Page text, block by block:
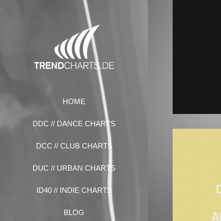
HOME
DDC // DANCE CHARTS
DCC // CLUB CHARTS
DUC // URBAN CHARTS
ID40 // INDIE CHARTS
BLOG